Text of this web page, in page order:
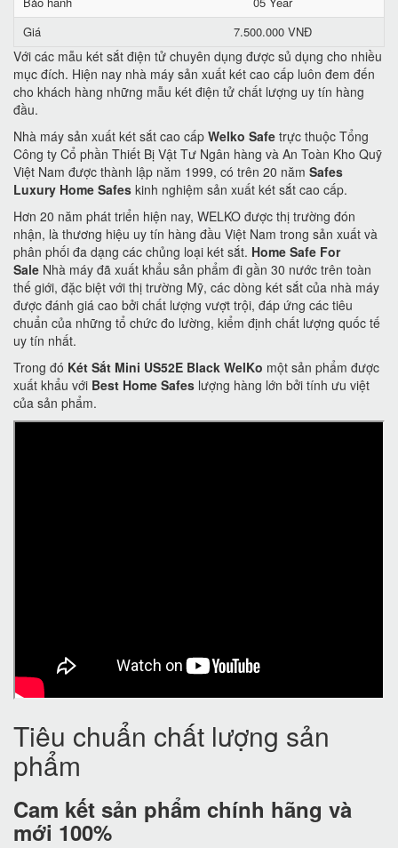
Giá
7.500.000 VNĐ
Với các mẫu két sắt điện tử chuyên dụng được sủ dụng cho nhiều
mục đích. Hiện nay nhà máy sản xuất két cao cấp luôn đem đến
cho khách hàng những mẫu két điện tử chất lượng uy tín hàng
đầu.
Nhà máy sản xuất két sắt cao cấp Welko Safe trực thuộc Tổng
Công ty Cổ phần Thiết Bị Vật Tư Ngân hàng và An Toàn Kho Quỹ
Việt Nam được thành lập năm 1999, có trên 20 năm Safes
Luxury Home Safes kinh nghiệm sản xuất két sắt cao cấp.
Hơn 20 năm phát triển hiện nay, WELKO được thị trường đón
nhận, là thương hiệu uy tín hàng đầu Việt Nam trong sản xuất và
phân phối đa dạng các chủng loại két sắt. Home Safe For
Sale Nhà máy đã xuất khẩu sản phẩm đi gần 30 nước trên toàn
thế giới, đặc biệt với thị trường Mỹ, các dòng két sắt của nhà máy
được đánh giá cao bởi chất lượng vượt trội, đáp ứng các tiêu
chuẩn của những tổ chức đo lường, kiểm định chất lượng quốc tế
uy tín nhất.
Trong đó Két Sắt Mini US52E Black WelKo một sản phẩm được
xuất khẩu với Best Home Safes lượng hàng lớn bởi tính ưu việt
của sản phẩm.
Tiêu chuẩn chất lượng sản
phẩm
Cam kết sản phẩm chính hãng và
mới 100%